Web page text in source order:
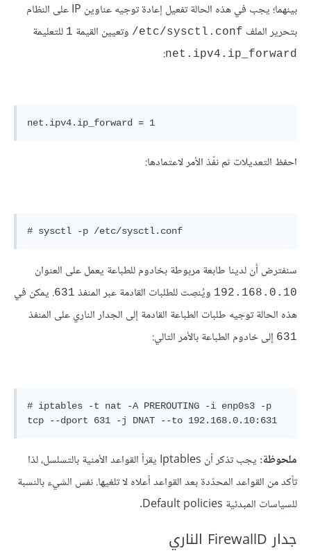
بينهما؛ يجب في هذه الحالة تفعيل إعادة توجيه عناوين IP على النظام
بتحرير الملف etc/sysctl.conf/ وتعيين القيمة 1 للتعليمة
net.ipv4.ip_forward
:
احفظ التعديلات ثم نفّذ الأمر لاعتمادها:
سنفترض أن لدينا طابعة مربوطة بخادوم للطباعة يعمل على العنوان
192.168.0.10 ويُنصِت للطلبات القادمة عبر المنفذ 631. يمكن في
هذه الحالة توجيه طلبات الطباعة القادمة إلى الجدار الناري على المنفذ
631 إلى خادوم الطباعة بالأمر التالي:
# iptables -t nat -A PREROUTING -i enp0s3 -p
ملحوظة:
يجب تذكر أن Iptables يقرأ القواعد الأمنية بالتسلسل، لذا
تأكد من القواعد المحدّدة بعد القواعد أعلاه لا تلغيها. نفس الشيء بالنسبة
للسياسات المبدئية Default policies.
جدار FirewallD الناري